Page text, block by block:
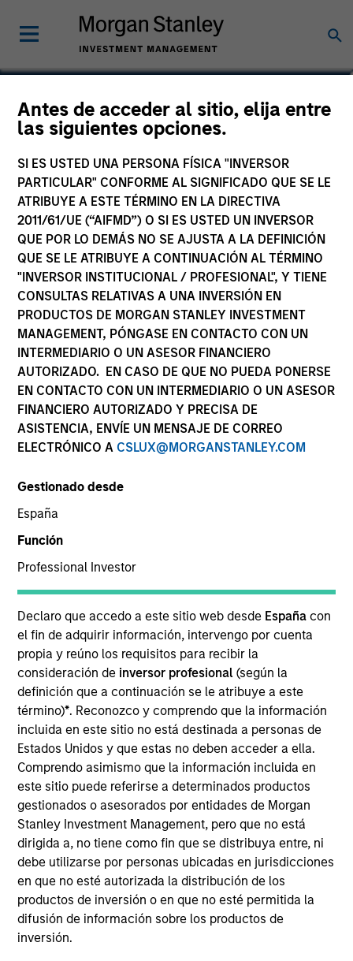
Antes de acceder al sitio, elija entre
las siguientes opciones.
SI ES USTED UNA PERSONA FÍSICA "INVERSOR
PARTICULAR" CONFORME AL SIGNIFICADO QUE SE LE
ATRIBUYE A ESTE TÉRMINO EN LA DIRECTIVA
2011/61/UE (“AIFMD”) O SI ES USTED UN INVERSOR
QUE POR LO DEMÁS NO SE AJUSTA A LA DEFINICIÓN
QUE SE LE ATRIBUYE A CONTINUACIÓN AL TÉRMINO
"INVERSOR INSTITUCIONAL / PROFESIONAL", Y TIENE
CONSULTAS RELATIVAS A UNA INVERSIÓN EN
PRODUCTOS DE MORGAN STANLEY INVESTMENT
MANAGEMENT, PÓNGASE EN CONTACTO CON UN
INTERMEDIARIO O UN ASESOR FINANCIERO
AUTORIZADO. EN CASO DE QUE NO PUEDA PONERSE
EN CONTACTO CON UN INTERMEDIARIO O UN ASESOR
FINANCIERO AUTORIZADO Y PRECISA DE
ASISTENCIA, ENVÍE UN MENSAJE DE CORREO
ELECTRÓNICO A CSLUX@MORGANSTANLEY.COM
Gestionado desde
España
Función
Professional Investor
Declaro que accedo a este sitio web desde España con
el fin de adquirir información, intervengo por cuenta
propia y reúno los requisitos para recibir la
consideración de inversor profesional(según la
definición que a continuación se le atribuye a este
término)*. Reconozco y comprendo que la información
incluida en este sitio no está destinada a personas de
Estados Unidos y que estas no deben acceder a ella.
Comprendo asimismo que la información incluida en
este sitio puede referirse a determinados productos
gestionados o asesorados por entidades de Morgan
Stanley Investment Management, pero que no está
dirigida a, no tiene como fin que se distribuya entre, ni
debe utilizarse por personas ubicadas en jurisdicciones
en que no esté autorizada la distribución de los
productos de inversión o en que no esté permitida la
difusión de información sobre los productos de
inversión.
Christopher Morser
Managing Director
YEARS OF INDUSTRY EXPERIENCE
EQUIPO
AIP Hedge Fund Team
Christopher Morser is a managing director within
the AIP Hedge Fund Solutions team. In this role, he
focuses on managing individual customized hedge
fund portfolios, overseeing the hedge fund advisory
platform assets and managing the team responsible
for delivering investment advice and client advisory
activities. He joined Morgan Stanley Investment
Management in 2006 and has 33 years of industry
experience. Prior to joining the firm, he was at
Valence Capital, where he was responsible for
external manger supervision and due diligence and
served as portfolio manager for a fund of hedge
funds vehicle. Before Valence Capital, Chris worked
at Citadel Investment Group as a trader/analyst on